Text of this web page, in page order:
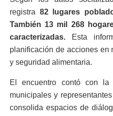
registra 82 lugares
También 13 mil 268
caracterizadas. Esta
planificación de acciones en
y seguridad alimentaria.
El encuentro contó con la
municipales y
consolida espacios de